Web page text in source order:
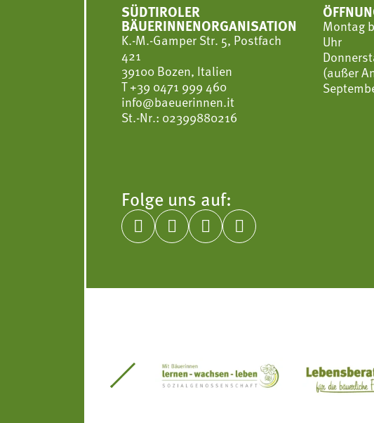
SÜDTIROLER
BÄUERINNENORGANISATION
K.-M.-Gamper Str. 5, Postfach
421
39100 Bozen, Italien
T+39 0471 999 460
info@baeuerinnen.it
St.-Nr.: 02399880216
Montag
Uhr
(außer
Folge uns auf:
   
Südtiroler Gärtnervereinigung Sozialgenossenschaft Mit